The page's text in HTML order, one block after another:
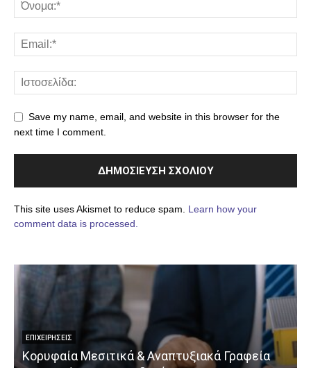
Save my name, email, and website in this browser for the
next time I comment.
This site uses Akismet to reduce spam. Learn how your
comment data is processed.
ΕΠΙΧΕΙΡΉΣΕΙΣ
Κορυφαία Μεσιτικά & Αναπτυξιακά Γραφεία